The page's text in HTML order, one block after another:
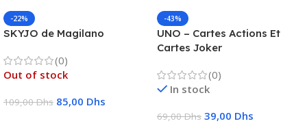
-22%
SKYJO de Magilano
(0)
Out of stock
109,00Dhs 85,00 Dhs
-43%
UNO – Cartes Actions Et
Cartes Joker
(0)
In stock
69,00Dhs 39,00 Dhs